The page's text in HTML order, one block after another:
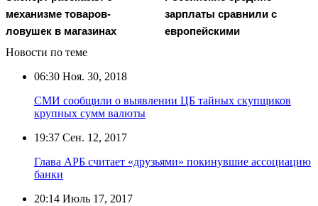
механизме товаров-
ловушек в магазинах
зарплаты сравнили с
европейскими
Новости по теме
06:30 Ноя. 30, 2018
СМИ сообщили о выявлении ЦБ тайных скупщиков
крупных сумм валюты
19:37 Сен. 12, 2017
Глава АРБ считает «друзьями» покинувшие ассоциацию
банки
20:14 Июль 17, 2017